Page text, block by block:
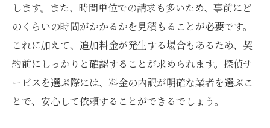
します。また、時間単位での請求も多いため、事前にど
のくらいの時間がかかるかを見積もることが必要です。
これに加えて、追加料金が発生する場合もあるため、契
約前にしっかりと確認することが求められます。探偵サ
ービスを選ぶ際には、料金の内訳が明確な業者を選ぶこ
とで、安心して依頼することができるでしょう。